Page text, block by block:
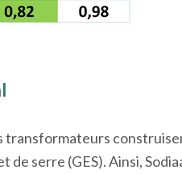
transformateurs
de serre (GES). Ainsi,